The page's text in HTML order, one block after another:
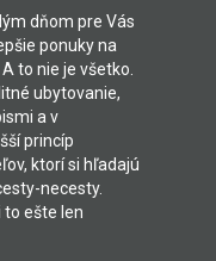
dňom pre Vás
ponuky na
to nie je všetko.
ubytovanie,
a v
princíp
ktorí si hľadajú
necesty.
to ešte len